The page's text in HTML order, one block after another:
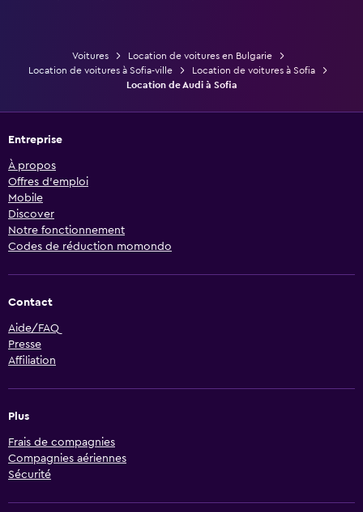
Voitures
Location de voitures en Bulgarie
Location de voitures à Sofia-ville
Location de voitures à Sofia
Location de Audi à Sofia
Entreprise
À propos
Offres d’emploi
Mobile
Discover
Notre fonctionnement
Codes de réduction momondo
Contact
Aide/FAQ
Presse
Affiliation
Plus
Frais de compagnies
Compagnies aériennes
Sécurité